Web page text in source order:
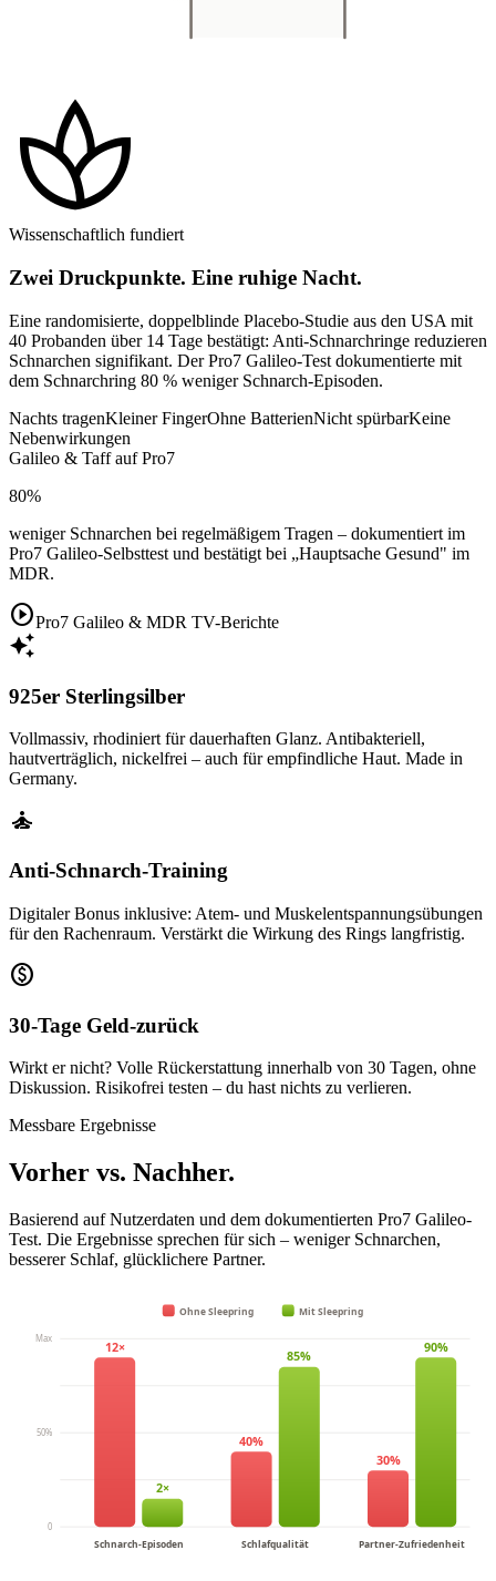
spa
Wissenschaftlich fundiert
Zwei Druckpunkte. Eine ruhige Nacht.
Eine randomisierte, doppelblinde Placebo-Studie aus den USA mit
40 Probanden über 14 Tage bestätigt: Anti-Schnarchringe reduzieren
Schnarchen signifikant. Der Pro7 Galileo-Test dokumentierte mit
dem Schnarchring 80 % weniger Schnarch-Episoden.
Nachts tragenKleiner FingerOhne BatterienNicht spürbarKeine
Nebenwirkungen
Galileo & Taff auf Pro7
80%
weniger Schnarchen bei regelmäßigem Tragen – dokumentiert im
Pro7 Galileo-Selbsttest und bestätigt bei „Hauptsache Gesund" im
MDR.
play_circlePro7 Galileo & MDR TV-Berichte
auto_awesome
925er Sterlingsilber
Vollmassiv, rhodiniert für dauerhaften Glanz. Antibakteriell,
hautverträglich, nickelfrei – auch für empfindliche Haut. Made in
Germany.
self_improvement
Anti-Schnarch-Training
Digitaler Bonus inklusive: Atem- und Muskelentspannungsübungen
für den Rachenraum. Verstärkt die Wirkung des Rings langfristig.
paid
30-Tage Geld-zurück
Wirkt er nicht? Volle Rückerstattung innerhalb von 30 Tagen, ohne
Diskussion. Risikofrei testen – du hast nichts zu verlieren.
Messbare Ergebnisse
Vorher vs. Nachher.
Basierend auf Nutzerdaten und dem dokumentierten Pro7 Galileo-
Test. Die Ergebnisse sprechen für sich – weniger Schnarchen,
besserer Schlaf, glücklichere Partner.
Max
50%
0
12×
2×
Schnarch-Episoden
40%
85%
Schlafqualität
30%
90%
Partner-Zufriedenheit
Ohne Sleepring Mit Sleepring